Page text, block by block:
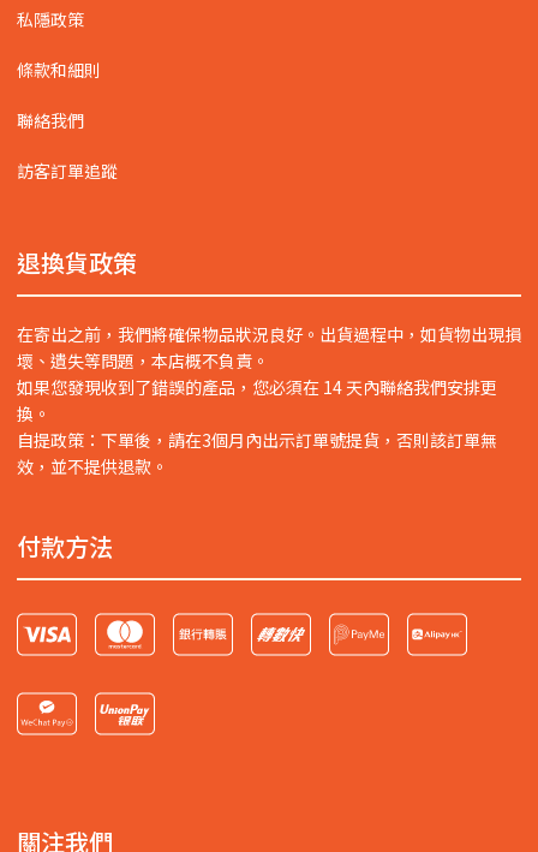
私隱政策
條款和細則
聯絡我們
訪客訂單追蹤
退換貨政策
在寄出之前，我們將確保物品狀況良好。出貨過程中，如貨物出現損
壞、遺失等問題，本店概不負責。
如果您發現收到了錯誤的產品，您必須在 14 天內聯絡我們安排更
換。
自提政策：下單後，請在3個月內出示訂單號提貨，否則該訂單無
效，並不提供退款。
付款方法
關注我們